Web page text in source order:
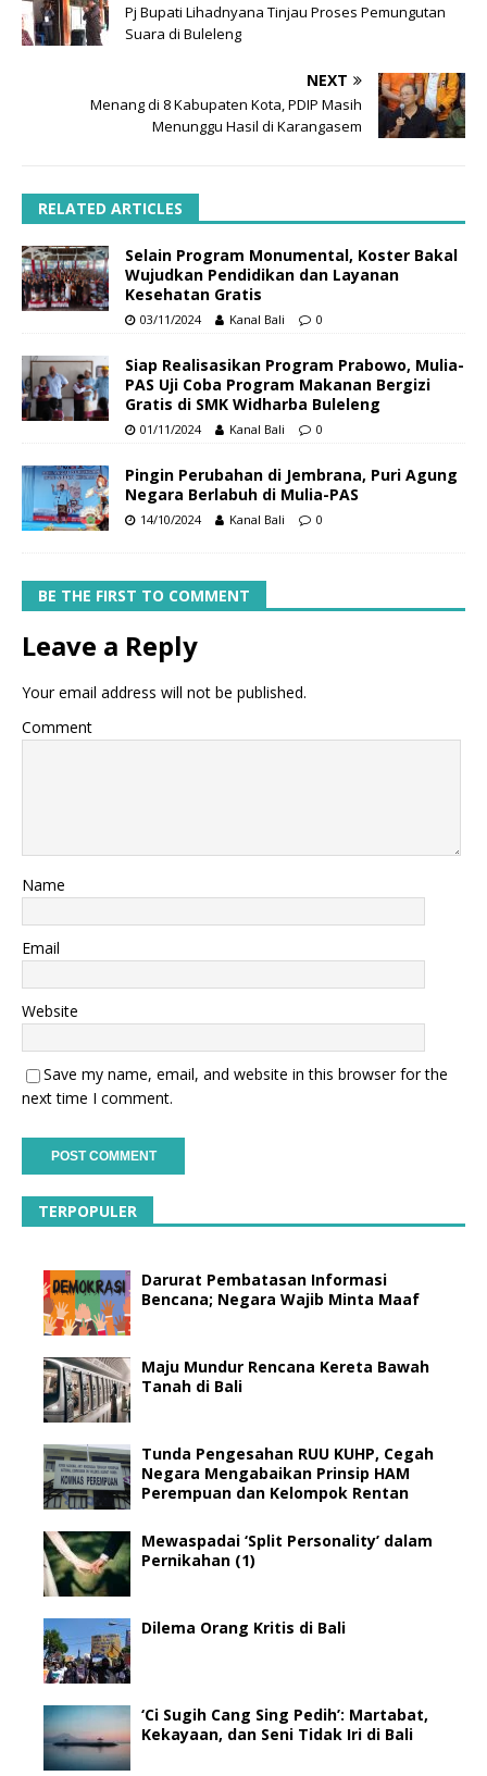
Pj Bupati Lihadnyana Tinjau Proses Pemungutan
Suara di Buleleng
NEXT
Menang di 8 Kabupaten Kota, PDIP Masih
Menunggu Hasil di Karangasem
RELATED ARTICLES
Selain Program Monumental, Koster Bakal
Wujudkan Pendidikan dan Layanan
Kesehatan Gratis
03/11/2024 Kanal Bali 0
Siap Realisasikan Program Prabowo, Mulia-
PAS Uji Coba Program Makanan Bergizi
Gratis di SMK Widharba Buleleng
01/11/2024 Kanal Bali 0
Pingin Perubahan di Jembrana, Puri Agung
Negara Berlabuh di Mulia-PAS
14/10/2024 Kanal Bali 0
BE THE FIRST TO COMMENT
Leave a Reply
Your email address will not be published.
Comment
Name
Email
Website
Save my name, email, and website in this browser for the
next time I comment.
TERPOPULER
Darurat Pembatasan Informasi
Bencana; Negara Wajib Minta Maaf
Maju Mundur Rencana Kereta Bawah
Tanah di Bali
Tunda Pengesahan RUU KUHP, Cegah
Negara Mengabaikan Prinsip HAM
Perempuan dan Kelompok Rentan
Mewaspadai ‘Split Personality’ dalam
Pernikahan (1)
Dilema Orang Kritis di Bali
‘Ci Sugih Cang Sing Pedih’: Martabat,
Kekayaan, dan Seni Tidak Iri di Bali